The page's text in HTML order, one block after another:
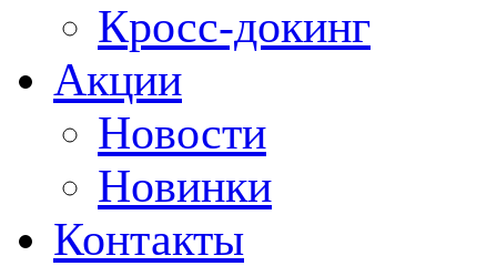
Кросс-докинг
Акции
Новости
Новинки
Контакты